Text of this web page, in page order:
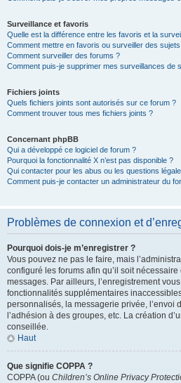
Surveillance et favoris
Quelle est la différence entre les favoris et la
Comment mettre en favoris ou surveiller des
Comment surveiller des forums ?
Comment puis-je supprimer mes surveillances de
Fichiers joints
Quels fichiers joints sont autorisés sur ce forum ?
Comment trouver tous mes fichiers joints ?
Concernant phpBB
Qui a développé ce logiciel de forum ?
Pourquoi la fonctionnalité X n’est pas disponible ?
Qui contacter pour les abus ou les questions
Comment puis-je contacter un administrateur du
Problèmes de connexion et
Pourquoi dois-je m’enregistrer ?
Vous pouvez ne pas le faire, mais
configuré les forums afin qu’il soit
messages. Par ailleurs, l’enregistrement
fonctionnalités supplémentaires
personnalisés, la messagerie privée, l’envoi
l’adhésion à des groupes, etc. La création
conseillée.
Haut
Que signifie COPPA ?
COPPA (ou Children’s Online Privacy